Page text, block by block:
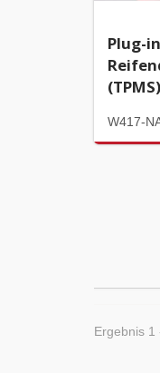
Plug-
(TPMS)
W417-
Ergebnis 1